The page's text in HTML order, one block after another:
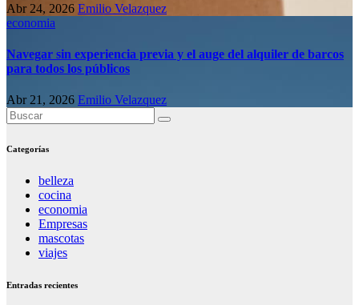
Abr 24, 2026 Emilio Velazquez
economia
Navegar sin experiencia previa y el auge del alquiler de barcos
para todos los públicos
Abr 21, 2026 Emilio Velazquez
Categorías
belleza
cocina
economia
Empresas
mascotas
viajes
Entradas recientes